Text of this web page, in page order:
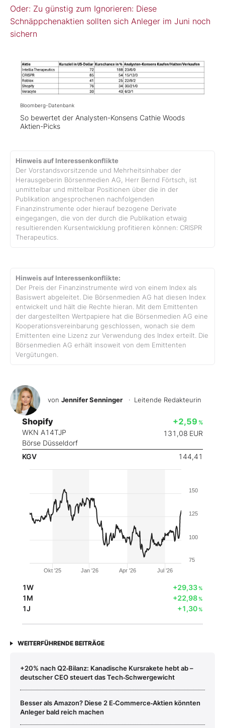
Oder: Zu günstig zum Ignorieren: Diese
Schnäppchenaktien sollten sich Anleger im Juni noch
sichern
Bloomberg-Datenbank
So bewertet der Analysten-Konsens Cathie Woods
Aktien-Picks
Hinweis auf Interessenkonflikte
Der Vorstandsvorsitzende und Mehrheitsinhaber der
Herausgeberin Börsenmedien AG, Herr Bernd Förtsch, ist
unmittelbar und mittelbar Positionen über die in der
Publikation angesprochenen nachfolgenden
Finanzinstrumente oder hierauf bezogene Derivate
eingegangen, die von der durch die Publikation etwaig
resultierenden Kursentwicklung profitieren können: CRISPR
Therapeutics.
Hinweis auf Interessenkonflikte:
Der Preis der Finanzinstrumente wird von einem Index als
Basiswert abgeleitet. Die Börsenmedien AG hat diesen Index
entwickelt und hält die Rechte hieran. Mit dem Emittenten
der dargestellten Wertpapiere hat die Börsenmedien AG eine
Kooperationsvereinbarung geschlossen, wonach sie dem
Emittenten eine Lizenz zur Verwendung des Index erteilt. Die
Börsenmedien AG erhält insoweit von dem Emittenten
Vergütungen.
von Jennifer Senninger · Leitende Redakteurin
Shopify
WKN A14TJP
Börse Düsseldorf
+2,59 %
131,08 EUR
KGV 144,41
Okt '25 Jan '26 Apr '26 Jul '26
75
100
125
150
1W +29,33%
1M +22,98%
1J +1,30%
WEITERFÜHRENDE BEITRÄGE
+20% nach Q2‑Bilanz: Kanadische Kursrakete hebt ab –
deutscher CEO steuert das Tech‑Schwergewicht
Besser als Amazon? Diese 2 E‑Commerce‑Aktien könnten
Anleger bald reich machen